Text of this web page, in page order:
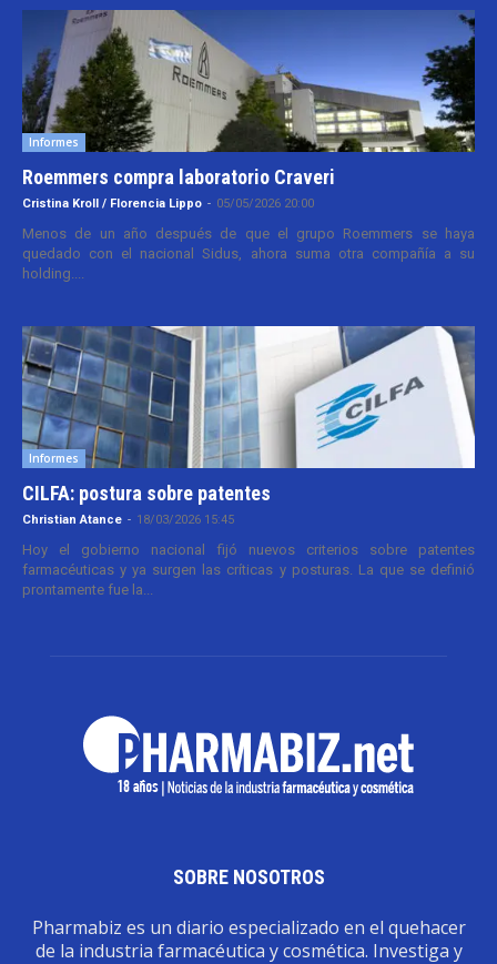
Informes
Roemmers compra laboratorio Craveri
Cristina Kroll / Florencia Lippo - 05/05/2026 20:00
Menos de un año después de que el grupo Roemmers se haya
quedado con el nacional Sidus, ahora suma otra compañía a su
holding....
Informes
CILFA: postura sobre patentes
Christian Atance - 18/03/2026 15:45
Hoy el gobierno nacional fijó nuevos criterios sobre patentes
farmacéuticas y ya surgen las críticas y posturas. La que se definió
prontamente fue la...
SOBRE NOSOTROS
Pharmabiz es un diario especializado en el quehacer
de la industria farmacéutica y cosmética. Investiga y